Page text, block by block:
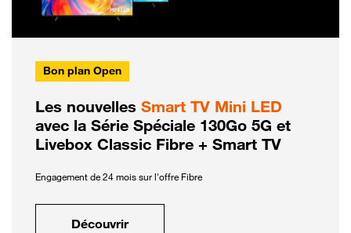
Bon plan Open
Les nouvelles Smart TV Mini LED
avec la Série Spéciale 130Go 5G et
Livebox Classic Fibre + Smart TV
Engagement de 24 mois sur l'offre Fibre
Découvrir